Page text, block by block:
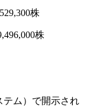
株
株
ム）で開示され